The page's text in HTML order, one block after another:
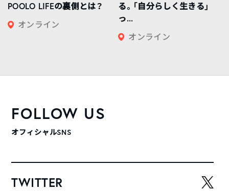
POOLO LIFEの裏側とは？
オンライン
る。「自分らしく生きる」
っ...
オンライン
FOLLOW US
オフィシャルSNS
TWITTER